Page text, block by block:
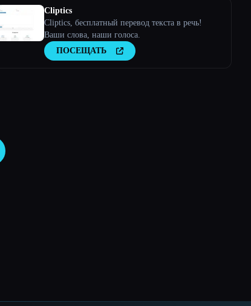
Cliptics
Cliptics, бесплатный перевод текста в речь!
Ваши слова, наши голоса.
ПОСЕЩАТЬ